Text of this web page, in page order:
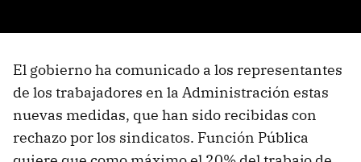
El gobierno ha comunicado a los representantes
de los trabajadores en la Administración estas
nuevas medidas, que han sido recibidas con
rechazo por los sindicatos. Función Pública